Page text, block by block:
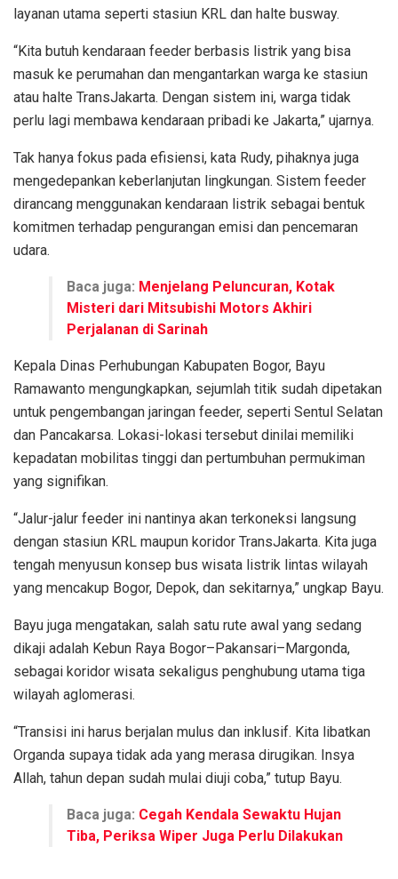
layanan utama seperti stasiun KRL dan halte busway.
“Kita butuh kendaraan feeder berbasis listrik yang bisa
masuk ke perumahan dan mengantarkan warga ke stasiun
atau halte TransJakarta. Dengan sistem ini, warga tidak
perlu lagi membawa kendaraan pribadi ke Jakarta,” ujarnya.
Tak hanya fokus pada efisiensi, kata Rudy, pihaknya juga
mengedepankan keberlanjutan lingkungan. Sistem feeder
dirancang menggunakan kendaraan listrik sebagai bentuk
komitmen terhadap pengurangan emisi dan pencemaran
udara.
Baca juga: Menjelang Peluncuran, Kotak
Misteri dari Mitsubishi Motors Akhiri
Perjalanan di Sarinah
Kepala Dinas Perhubungan Kabupaten Bogor, Bayu
Ramawanto mengungkapkan, sejumlah titik sudah dipetakan
untuk pengembangan jaringan feeder, seperti Sentul Selatan
dan Pancakarsa. Lokasi-lokasi tersebut dinilai memiliki
kepadatan mobilitas tinggi dan pertumbuhan permukiman
yang signifikan.
“Jalur-jalur feeder ini nantinya akan terkoneksi langsung
dengan stasiun KRL maupun koridor TransJakarta. Kita juga
tengah menyusun konsep bus wisata listrik lintas wilayah
yang mencakup Bogor, Depok, dan sekitarnya,” ungkap Bayu.
Bayu juga mengatakan, salah satu rute awal yang sedang
dikaji adalah Kebun Raya Bogor–Pakansari–Margonda,
sebagai koridor wisata sekaligus penghubung utama tiga
wilayah aglomerasi.
“Transisi ini harus berjalan mulus dan inklusif. Kita libatkan
Organda supaya tidak ada yang merasa dirugikan. Insya
Allah, tahun depan sudah mulai diuji coba,” tutup Bayu.
Baca juga: Cegah Kendala Sewaktu Hujan
Tiba, Periksa Wiper Juga Perlu Dilakukan